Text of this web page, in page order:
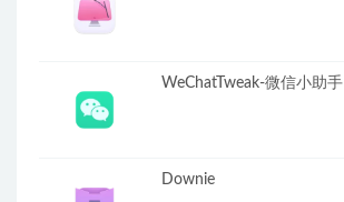
WeChatTweak-微信小助手
Downie